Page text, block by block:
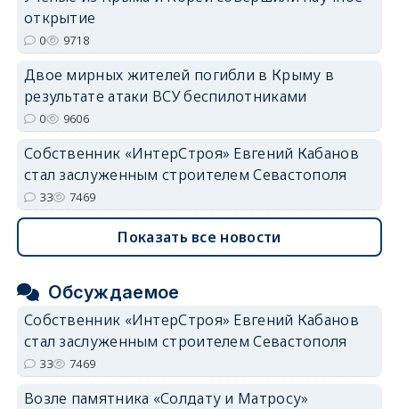
erid: 2SDnjdvhGXG
открытие
0 9718
Двое мирных жителей погибли в Крыму в
результате атаки ВСУ беспилотниками
0 9606
Собственник «ИнтерСтроя» Евгений Кабанов
стал заслуженным строителем Севастополя
33 7469
Показать все новости
Обсуждаемое
Собственник «ИнтерСтроя» Евгений Кабанов
стал заслуженным строителем Севастополя
33 7469
Возле памятника «Солдату и Матросу»